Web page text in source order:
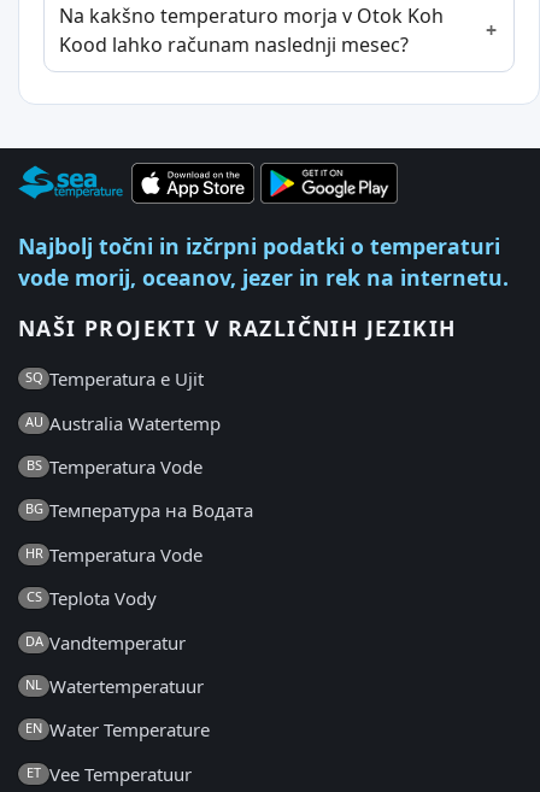
Na kakšno temperaturo morja v Otok Koh
Kood lahko računam naslednji mesec?
Najbolj točni in izčrpni podatki o temperaturi
vode morij, oceanov, jezer in rek na internetu.
NAŠI PROJEKTI V RAZLIČNIH JEZIKIH
SQ Temperatura e Ujit
AU Australia Watertemp
BS Temperatura Vode
BG Температура на Водата
HR Temperatura Vode
CS Teplota Vody
DA Vandtemperatur
NL Watertemperatuur
EN Water Temperature
ET Vee Temperatuur